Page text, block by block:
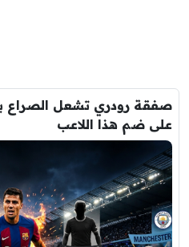
صفقة رودري تشعل الصراع
على ضم هذا اللاعب